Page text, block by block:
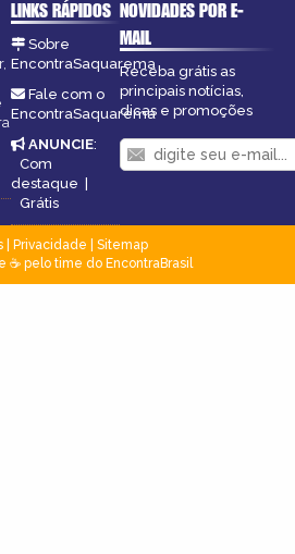
LINKS RÁPIDOS
Sobre
EncontraSaquarema
Fale com o
EncontraSaquarema
ANUNCIE:
Com
destaque
Grátis
NOVIDADES POR E-
MAIL
Receba grátis as
principais notícias,
dicas e promoções
| Privacidade
Sitemap
☕ pelo time do EncontraBrasil